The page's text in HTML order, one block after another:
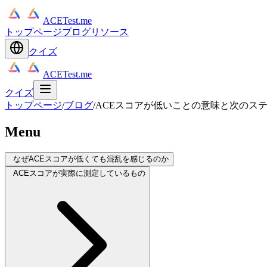
ACETest.me
トップページブログリソース
クイズ
ACETest.me
クイズ
トップページ/ブログ/ACEスコアが低いことの意味と次のス
Menu
なぜACEスコアが低くても混乱を感じるのか
ACEスコアが実際に測定しているもの